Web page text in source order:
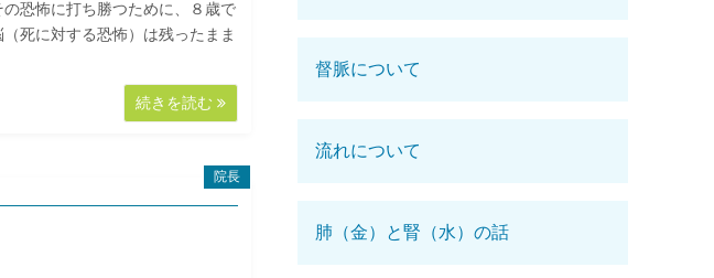
恐怖に打ち勝つために、８歳で
死に対する恐怖）は残ったまま
続きを読む
院長
督脈について
流れについて
肺（金）と腎（水）の話